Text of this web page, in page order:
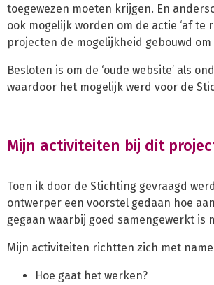
toegewezen moeten krijgen. En
ook mogelijk worden om de actie ‘af
projecten de mogelijkheid gebouwd
Besloten is om de ‘oude website’ als
waardoor het mogelijk werd voor de
Mijn activiteiten bij dit
Toen ik door de Stichting gevraagd
ontwerper een voorstel gedaan hoe
gegaan waarbij goed samengewerkt is
Mijn activiteiten richtten zich met
Hoe gaat het werken?